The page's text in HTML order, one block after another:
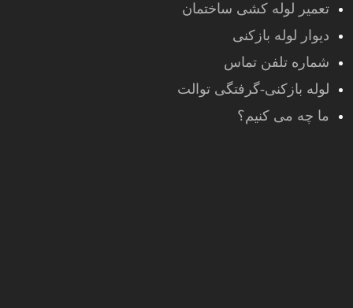
تعمیر لوله کشی ساختمان
دیوار لوله بازکنی
شماره تلفن تماس
لوله بازکنی-گرفتگی توالت
ما چه می کنیم؟